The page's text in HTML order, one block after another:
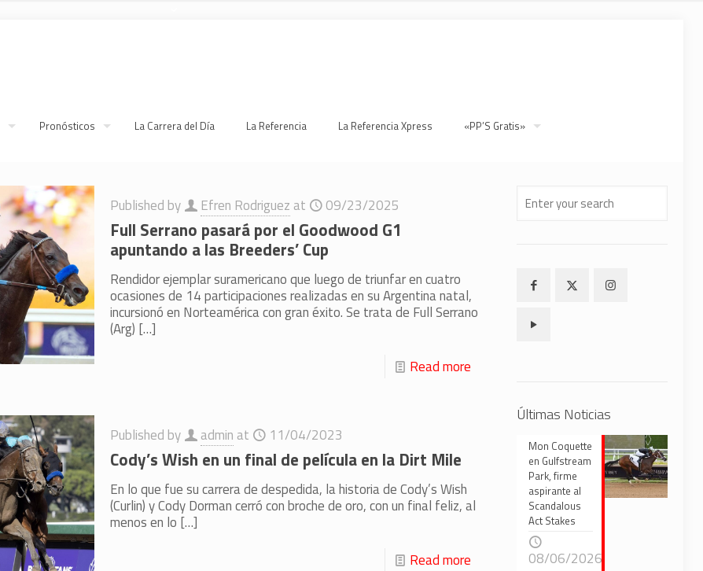
Pronósticos La Carrera del Día La Referencia La Referencia Xpress «PP’S Gratis»
Published by Efren Rodriguez at 09/23/2025
Full Serrano pasará por el Goodwood G1
apuntando a las Breeders’ Cup
Rendidor ejemplar suramericano que luego de triunfar en cuatro
ocasiones de 14 participaciones realizadas en su Argentina natal,
incursionó en Norteamérica con gran éxito. Se trata de Full Serrano
(Arg) […]
Read more
Published by admin at 11/04/2023
Cody’s Wish en un final de película en la Dirt Mile
En lo que fue su carrera de despedida, la historia de Cody’s Wish
(Curlin) y Cody Dorman cerró con broche de oro, con un final feliz, al
menos en lo […]
Read more
Últimas Noticias
Mon Coquette
en Gulfstream
Park, firme
aspirante al
Scandalous
Act Stakes
08/06/2026